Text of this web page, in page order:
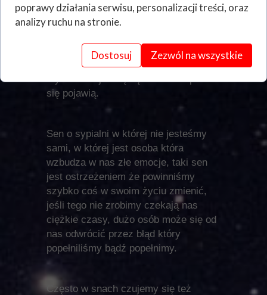
Oczywiście bardzo ważne są też inne
aspekty w śnie, rzadko kiedy sen
pomieszczeniu ale mimo to warto się
zastanowić jak powstrzymać te złe
myśli które już są bądź które dopiero
się pojawią.
Sen o sypialni w której nie jesteśmy
sami, w której jest osoba która
wzbudza w nas złe emocje, taki sen
jest ostrzeżeniem że powinniśmy
szybko coś w swoim życiu zmienić,
jeśli tego nie zrobimy czekają nas
ciężkie czasy, dużo osób może się od
nas odwrócić przez błąd który
popełniliśmy bądź popełnimy.
Często w snach czujemy się też
poprawy działania serwisu, personalizacji treści, oraz
analizy ruchu na stronie.
Dostosuj Zezwól na wszystkie